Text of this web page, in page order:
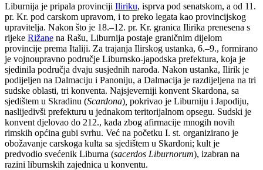
Liburnija je pripala provinciji Iliriku, isprva pod senatskom, a od 11.
pr. Kr. pod carskom upravom, i to preko legata kao provincijskog
upravitelja. Nakon što je 18.–12. pr. Kr. granica Ilirika prenesena s
rijeke Rižane na Rašu, Liburnija postaje graničnim dijelom
provincije prema Italiji. Za trajanja Ilirskog ustanka, 6.–9., formirano
je vojnoupravno područje Liburnsko-japodska prefektura, koja je
sjedinila područja dvaju susjednih naroda. Nakon ustanka, Ilirik je
podijeljen na Dalmaciju i Panoniju, a Dalmacija je razdijeljena na tri
sudske oblasti, tri konventa. Najsjeverniji konvent Skardona, sa
sjedištem u Skradinu (Scardona) pokrivao je Liburniju i Japodiju,
naslijedivši prefekturu u jednakom teritorijalnom opsegu. Sudski je
konvent djelovao do 212., kada zbog afirmacije mnogih novih
rimskih općina gubi svrhu. Već na početku I. st. organizirano je
obožavanje carskoga kulta sa sjedištem u Skardoni; kult je
predvodio svećenik Liburna (sacerdos Liburnorum), izabran na
razini liburnskih zajednica u konventu.